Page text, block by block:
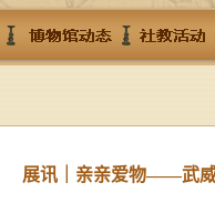
展讯｜亲亲爱物——武